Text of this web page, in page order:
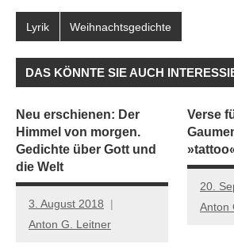
Lyrik Weihnachtsgedichte
DAS KÖNNTE SIE AUCH
Neu erschienen: Der
Himmel von morgen.
Gedichte über Gott und
die Welt
3. August 2018
Anton G. Leitner
Verse
20.
Anton